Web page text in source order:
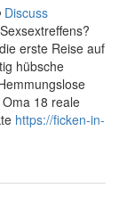
Discuss
erste Reise auf
hübsche
18 reale
https://ficken-in-